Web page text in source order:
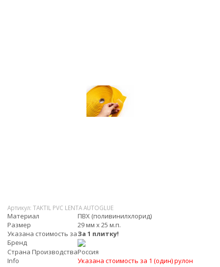
Артикул: TAKTIL PVC LENTA AUTOGLUE
Материал
ПВХ (поливинилхлорид)
Размер
29 мм х 25 м.п.
Указана стоимость заЗа 1 плитку!
Бренд
Страна ПроизводстваРоссия
Info
Указана стоимость за 1 (один) рулон